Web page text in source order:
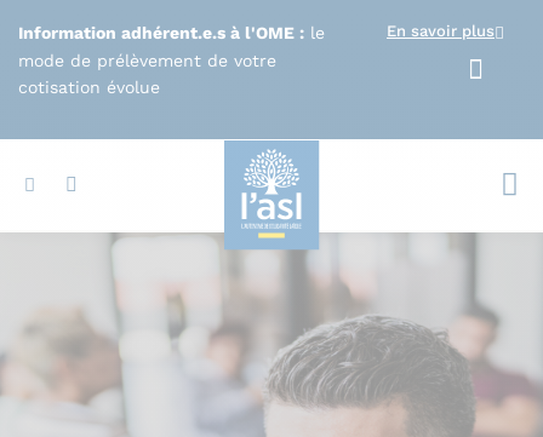
Information adhérent.e.s à l'OME : le
mode de prélèvement de votre
cotisation évolue
En savoir plus